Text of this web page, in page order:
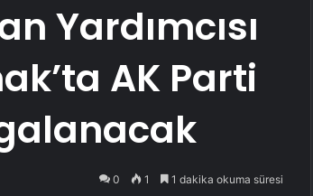
Yardımcısı
AK Parti
0 1 1 dakika okuma süresi